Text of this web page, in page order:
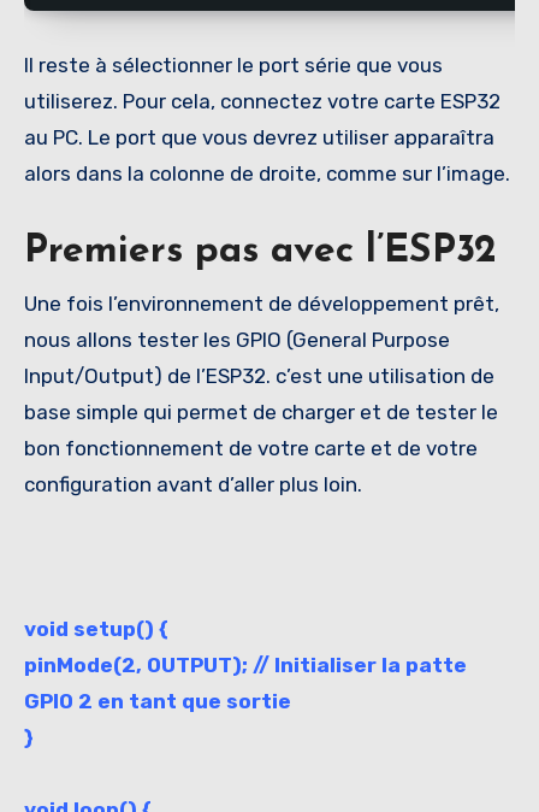
Il reste à sélectionner le port série que vous
utiliserez. Pour cela, connectez votre carte ESP32
au PC. Le port que vous devrez utiliser apparaîtra
alors dans la colonne de droite, comme sur l’image.
Premiers pas avec l’ESP32
Une fois l’environnement de développement prêt,
nous allons tester les GPIO (General Purpose
Input/Output) de l’ESP32. c’est une utilisation de
base simple qui permet de charger et de tester le
bon fonctionnement de votre carte et de votre
configuration avant d’aller plus loin.
void setup() {
pinMode(2, OUTPUT); // Initialiser la patte
GPIO 2 en tant que sortie
}